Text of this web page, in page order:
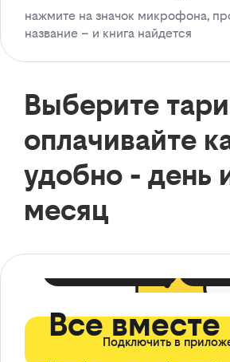
нажмите на значок микрофона,
название – и книга найдется
Выберите
оплачивайте
удобно - день
месяц
Все вместе
Подключить в